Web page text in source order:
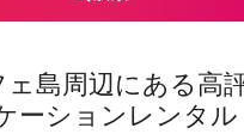
島⁠周⁠辺⁠に⁠あ⁠る高⁠
ー⁠シ⁠ョ⁠ン⁠レ⁠ン⁠タ⁠ル